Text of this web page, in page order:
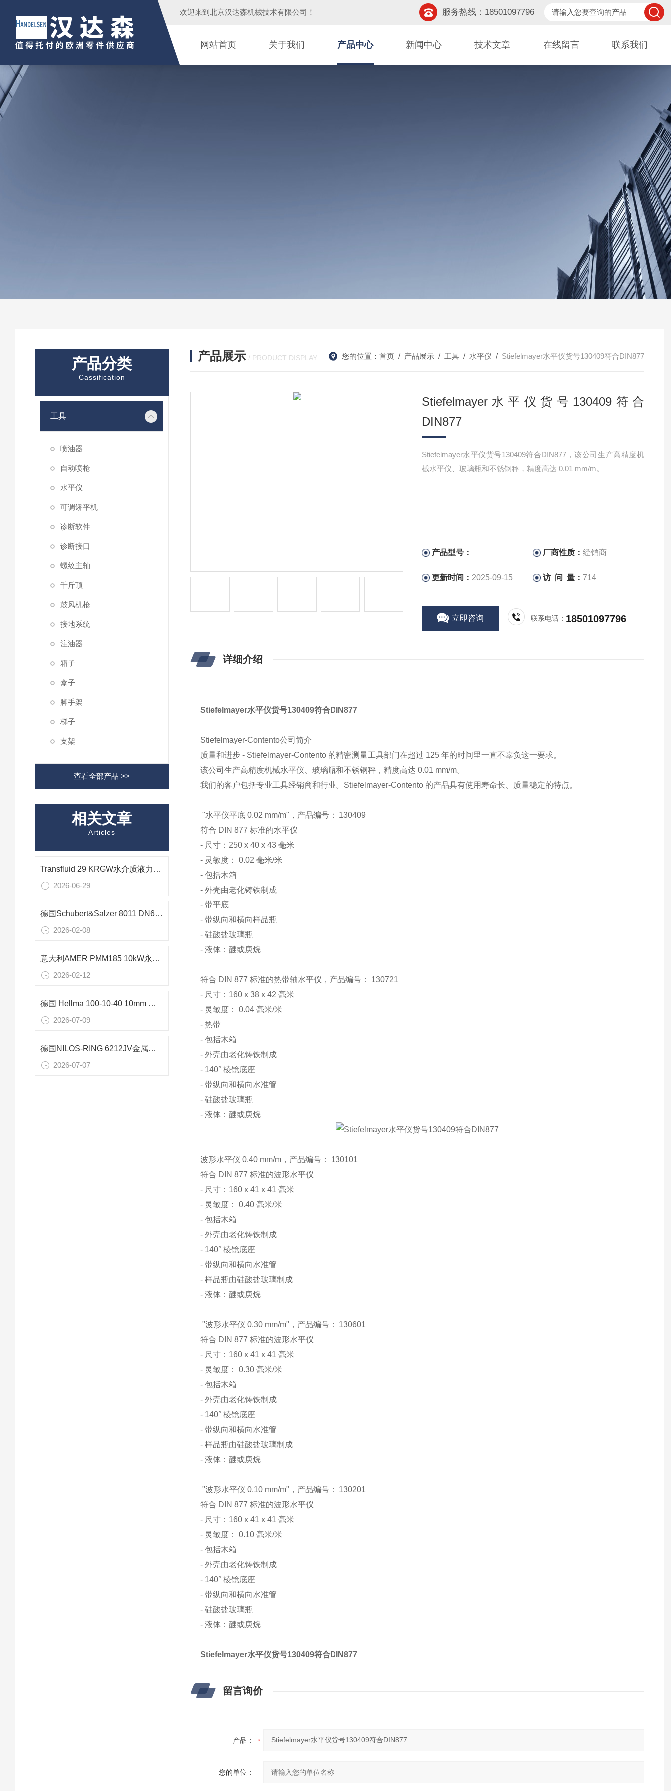
欢迎来到 北京汉达森机械技术有限公司 ！ 服务热线：18501097796
网站首页 关于我们 产品中心 新闻中心 技术文章 在线留言 联系我们
产品分类
Cassification
工具
喷油器
自动喷枪
水平仪
可调矫平机
诊断软件
诊断接口
螺纹主轴
千斤顶
鼓风机枪
接地系统
注油器
箱子
盒子
脚手架
梯子
支架
查看全部产品 >>
相关文章
Articles
Transfluid 29 KRGW水介质液力耦合器在重载球磨机驱动系统中的应用
2026-06-29
德国Schubert&Salzer 8011 DN65紧凑型压力阀应用解析
2026-02-08
意大利AMER PMM185 10kW永磁电机在重型输送系统中的应用技术解析
2026-02-12
德国 Hellma 100-10-40 10mm 石英比色皿分光光度计专用技术详解
2026-07-09
德国NILOS-RING 6212JV金属密封环在齿轮箱轴承密封中的应用研究
2026-07-07
产品展示 / PRODUCT DISPLAY 您的位置： 首页 / 产品展示 / 工具 / 水平仪 / Stiefelmayer水平仪货号130409符合DIN877
Stiefelmayer水平仪货号130409符合
DIN877
Stiefelmayer水平仪货号130409符合DIN877，该公司生产高精度机
械水平仪、玻璃瓶和不锈钢秤，精度高达 0.01 mm/m。
产品型号： 厂商性质：经销商
更新时间： 2025-09-15 访 问 量： 714
立即咨询 联系电话： 18501097796
详细介绍
Stiefelmayer水平仪货号130409符合DIN877
Stiefelmayer-Contento公司简介
质量和进步 - Stiefelmayer-Contento 的精密测量工具部门在超过 125 年的时间里一直不辜负这一要求。
该公司生产高精度机械水平仪、玻璃瓶和不锈钢秤，精度高达 0.01 mm/m。
我们的客户包括专业工具经销商和行业。Stiefelmayer-Contento 的产品具有使用寿命长、质量稳定的特点。
"水平仪平底 0.02 mm/m"，产品编号： 130409
符合 DIN 877 标准的水平仪
- 尺寸：250 x 40 x 43 毫米
- 灵敏度： 0.02 毫米/米
- 包括木箱
- 外壳由老化铸铁制成
- 带平底
- 带纵向和横向样品瓶
- 硅酸盐玻璃瓶
- 液体：醚或庚烷
符合 DIN 877 标准的热带轴水平仪，产品编号： 130721
- 尺寸：160 x 38 x 42 毫米
- 灵敏度： 0.04 毫米/米
- 热带
- 包括木箱
- 外壳由老化铸铁制成
- 140° 棱镜底座
- 带纵向和横向水准管
- 硅酸盐玻璃瓶
- 液体：醚或庚烷
波形水平仪 0.40 mm/m，产品编号： 130101
符合 DIN 877 标准的波形水平仪
- 尺寸：160 x 41 x 41 毫米
- 灵敏度： 0.40 毫米/米
- 包括木箱
- 外壳由老化铸铁制成
- 140° 棱镜底座
- 带纵向和横向水准管
- 样品瓶由硅酸盐玻璃制成
- 液体：醚或庚烷
"波形水平仪 0.30 mm/m"，产品编号： 130601
符合 DIN 877 标准的波形水平仪
- 尺寸：160 x 41 x 41 毫米
- 灵敏度： 0.30 毫米/米
- 包括木箱
- 外壳由老化铸铁制成
- 140° 棱镜底座
- 带纵向和横向水准管
- 样品瓶由硅酸盐玻璃制成
- 液体：醚或庚烷
"波形水平仪 0.10 mm/m"，产品编号： 130201
符合 DIN 877 标准的波形水平仪
- 尺寸：160 x 41 x 41 毫米
- 灵敏度： 0.10 毫米/米
- 包括木箱
- 外壳由老化铸铁制成
- 140° 棱镜底座
- 带纵向和横向水准管
- 硅酸盐玻璃瓶
- 液体：醚或庚烷
Stiefelmayer水平仪货号130409符合DIN877
留言询价
产品：
您的单位：